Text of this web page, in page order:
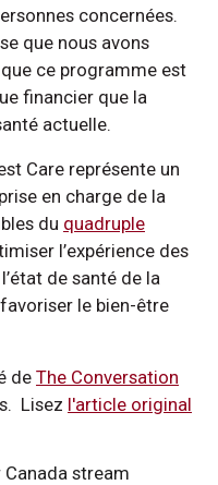
concernées.
que nous avons
ce programme est
financier que la
actuelle.
Care représente un
en charge de la
du quadruple
l’expérience des
de santé de la
le bien-être
de The Conversation
Lisez l'article original
stream